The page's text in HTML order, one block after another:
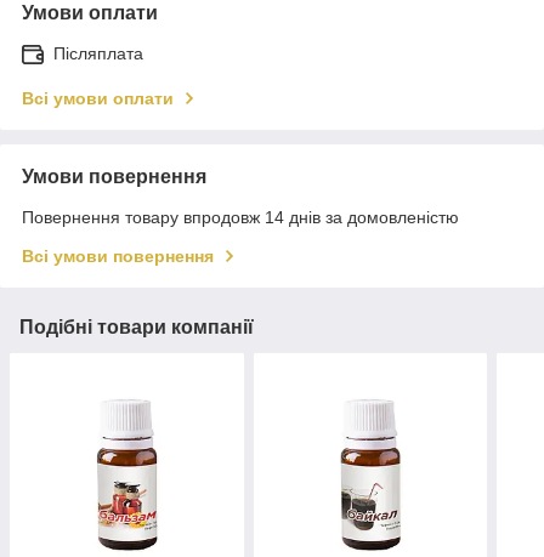
Умови оплати
Післяплата
Всі умови оплати
Умови повернення
Повернення товару впродовж 14 днів за домовленістю
Всі умови повернення
Подібні товари компанії